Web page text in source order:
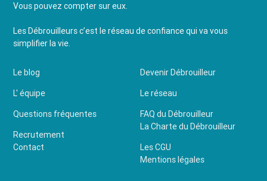
Vous pouvez compter sur eux.
Les Débrouilleurs c’est le réseau de confiance qui va vous
simplifier la vie.
Le blog
L' équipe
Questions fréquentes
Recrutement
Contact
Devenir Débrouilleur
Le réseau
FAQ du Débrouilleur
La Charte du Débrouilleur
Les CGU
Mentions légales